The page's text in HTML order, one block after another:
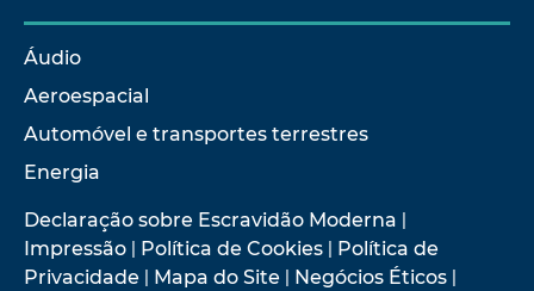
Áudio
Aeroespacial
Automóvel e transportes terrestres
Energia
Declaração sobre Escravidão Moderna |
Impressão | Política de Cookies | Política de
Privacidade | Mapa do Site | Negócios Éticos |